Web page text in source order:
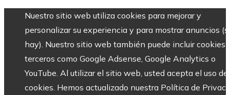
Nuestro sitio web utiliza cookies para mejorar y
personalizar su experiencia y para mostrar anuncios
hay). Nuestro sitio web también puede incluir cookies
terceros como Google Adsense, Google Analytics o
YouTube. Al utilizar el sitio web, usted acepta el uso de
cookies. Hemos actualizado nuestra Política de